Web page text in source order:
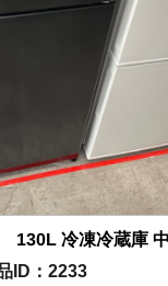
2233